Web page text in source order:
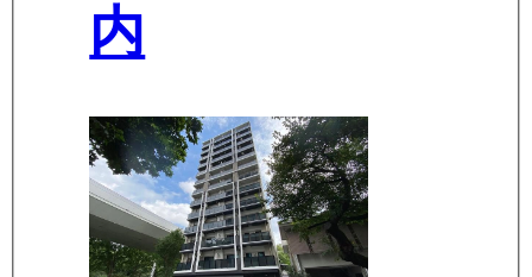
内